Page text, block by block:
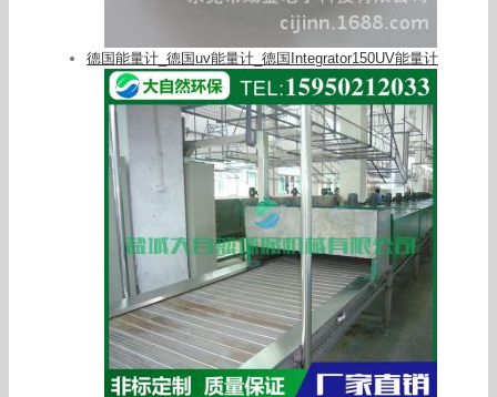
德国能量计_德国uv能量计_德国Integrator150UV能量计